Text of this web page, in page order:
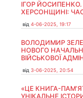
ІГОР
ХЕРСОНЩИНІ:
від 4-06-2025, 19:17
ВОЛОДИМИР
НОВОГО
ВІЙСЬКОВОЇ
від 3-06-2025, 20:54
«ЦЕ КНИГА-
УНІКАЛЬНЕ